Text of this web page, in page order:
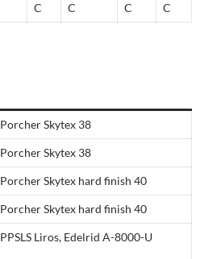
C C C C
Porcher Skytex 38
Porcher Skytex 38
Porcher Skytex hard finish 40
Porcher Skytex hard finish 40
PPSLS Liros, Edelrid A-8000-U